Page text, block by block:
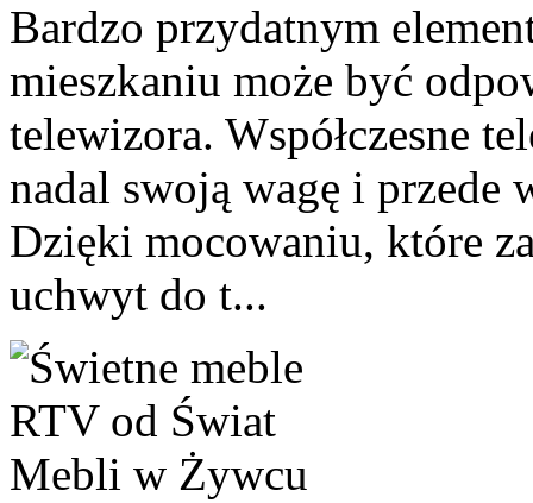
Bardzo przydatnym
mieszkaniu może być
telewizora. Współczesne
nadal swoją wagę i przede
Dzięki mocowaniu, które
uchwyt do t...